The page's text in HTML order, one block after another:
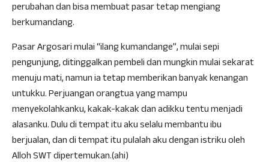
perubahan dan bisa membuat pasar tetap mengiang
berkumandang.
Pasar Argosari mulai “ilang kumandange”, mulai sepi
pengunjung, ditinggalkan pembeli dan mungkin mulai sekarat
menuju mati, namun ia tetap memberikan banyak kenangan
untukku. Perjuangan orangtua yang mampu
menyekolahkanku, kakak-kakak dan adikku tentu menjadi
alasanku. Dulu di tempat itu aku selalu membantu ibu
berjualan, dan di tempat itu pulalah aku dengan istriku oleh
Alloh SWT dipertemukan.(ahi)